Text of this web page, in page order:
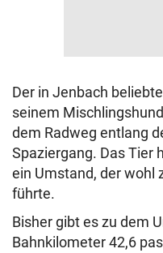
Der in Jenbach
seinem
dem Radweg entlang
Spaziergang. Das Tier
ein Umstand, der wohl
führte.
Bisher gibt es zu dem
Bahnkilometer 42,6